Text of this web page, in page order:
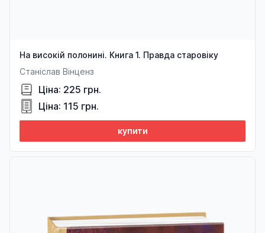
На високій полонині. Книга 1. Правда старовіку
Станіслав Вінценз
Ціна: 225 грн.
Ціна: 115 грн.
купити